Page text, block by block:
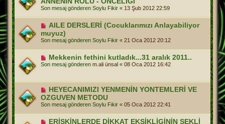
Son mesaj gönderen Soylu Fikir « 13 Şub 2012 22:59
AILE DERSLERİ (Cocuklarımızı Anlayabiliyor
muyuz)
Son mesaj gönderen Soylu Fikir « 21 Oca 2012 20:12
Mekkenin fethini kutladık...31 aralık 2011..
Son mesaj gönderen m.ali ünsal « 08 Oca 2012 16:42
HEYECANIMIZI YENMENİN YONTEMLERİ VE
OZGUVEN METODU
Son mesaj gönderen Soylu Fikir « 05 Oca 2012 22:41
ERİSKİNLERDE DİKKAT EKSİKLİGİNİN ŞEKLİ